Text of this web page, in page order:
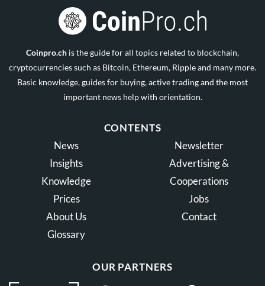
Coinpro.ch is the guide for all topics related to blockchain,
cryptocurrencies such as Bitcoin, Ethereum, Ripple and many more.
Basic knowledge, guides for buying, active trading and the most
important news help with orientation.
CONTENTS
News
Insights
Knowledge
Prices
About Us
Glossary
Newsletter
Advertising &
Cooperations
Jobs
Contact
OUR PARTNERS